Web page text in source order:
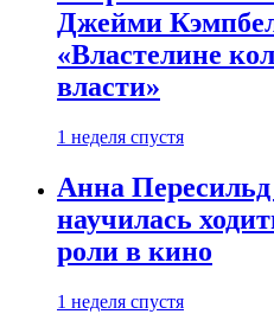
Джейми
«Властелине
власти»
1 неделя спустя
Анна Пересильд
научилась
роли в кино
1 неделя спустя